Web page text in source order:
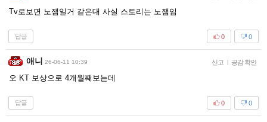
Tv로보면 노잼일거 같은대 사실 스토리는 노잼임
답글 0
0
애니 26-06-11 10:39 신고 | 공감 확인
오 KT 보상으로 4개월째보는데
답글 0
0